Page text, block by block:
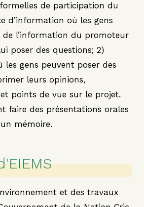
de participation du
d’information où les gens
l’information du promoteur
poser des questions; 2)
les gens peuvent poser des
leurs opinions,
points de vue sur le projet.
faire des présentations orales
mémoire.
et des travaux